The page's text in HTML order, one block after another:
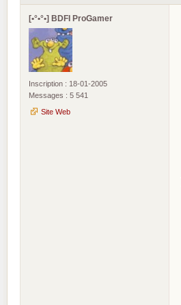
[•°•°•] BDFI ProGamer
Inscription : 18-01-2005
Messages : 5 541
Site Web